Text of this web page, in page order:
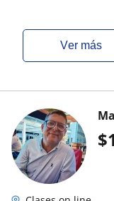
ver más
$1